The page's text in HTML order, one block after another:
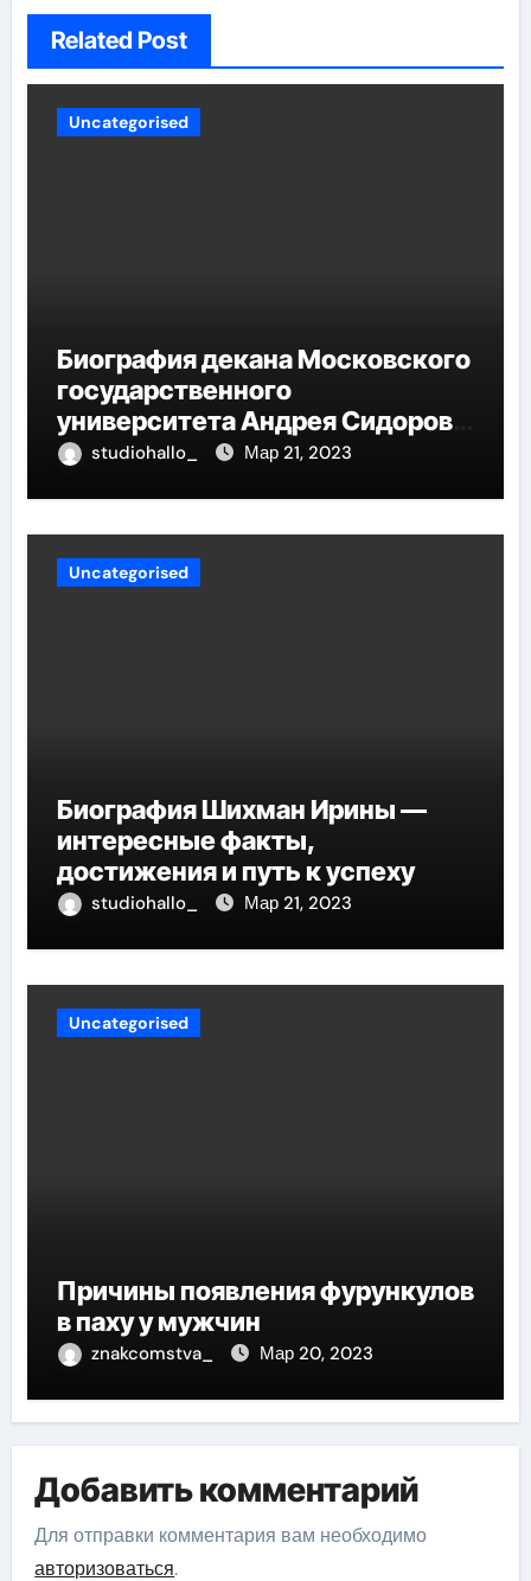
Related Post
Uncategorised
Биография декана Московского
государственного
университета Андрея Сидорова
— от студента до руководителя
studiohallo_ Мар 21, 2023
Uncategorised
Биография Шихман Ирины —
интересные факты,
достижения и путь к успеху
studiohallo_ Мар 21, 2023
Uncategorised
Причины появления фурункулов
в паху у мужчин
znakcomstva_ Мар 20, 2023
Добавить комментарий
Для отправки комментария вам необходимо
авторизоваться.